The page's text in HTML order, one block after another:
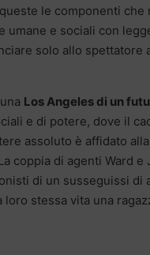
le componenti
e sociali con
solo allo
Los Angeles di un
e di potere, dove il
assoluto è affidato
coppia di agenti Ward
di un susseguissi di
stessa vita una